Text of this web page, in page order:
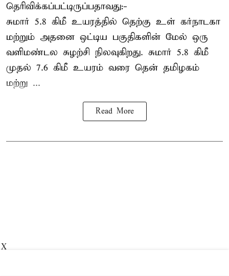
தெரிவிக்கப்பட்டிருப்பதாவது:-
சுமார் 5.8 கிமீ உயரத்தில் தெற்கு உள் கர்நாடகா
மற்றும் அதனை ஒட்டிய பகுதிகளின் மேல் ஒரு
வளிமண்டல சுழற்சி நிலவுகிறது. சுமார் 5.8 கிமீ
முதல் 7.6 கிமீ உயரம் வரை தென் தமிழகம்
மற்று ...
Read More
X